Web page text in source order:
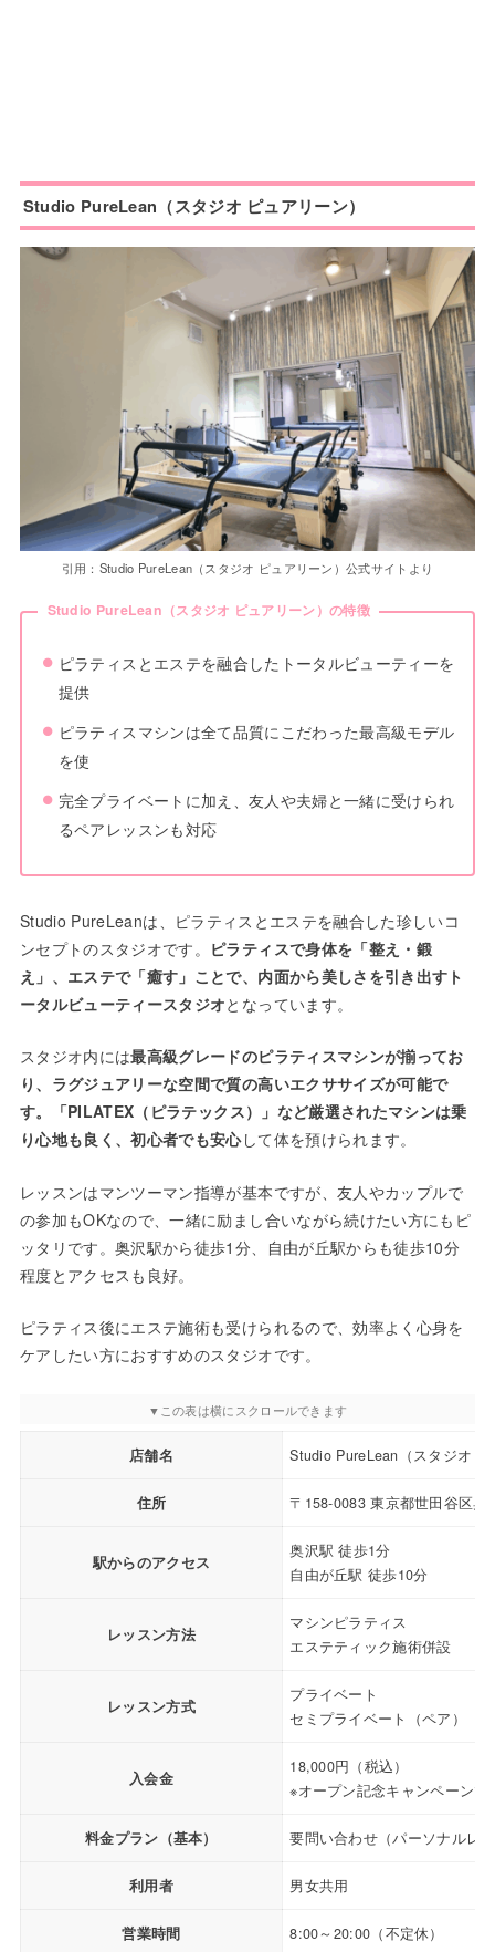
Studio PureLean（スタジオ ピュアリーン）
引用：Studio PureLean（スタジオ ピュアリーン）公式サイトより
Studio PureLean（スタジオ ピュアリーン）の特徴
ピラティスとエステを融合したトータルビューティーを
提供
ピラティスマシンは全て品質にこだわった最高級モデル
を使
完全プライベートに加え、友人や夫婦と一緒に受けられ
るペアレッスンも対応
Studio PureLeanは、ピラティスとエステを融合した珍しいコ
ンセプトのスタジオです。 ピラティスで身体を「整え・鍛
え」、エステで「癒す」ことで、内面から美しさを引き出すト
ータルビューティースタジオとなっています。
スタジオ内には最高級グレードのピラティスマシンが揃ってお
り、ラグジュアリーな空間で質の高いエクササイズが可能で
す。「PILATEX（ピラテックス）」など厳選されたマシンは乗
り心地も良く、初心者でも安心して体を預けられます。
レッスンはマンツーマン指導が基本ですが、友人やカップルで
の参加もOKなので、一緒に励まし合いながら続けたい方にもピ
ッタリです。奥沢駅から徒歩1分、自由が丘駅からも徒歩10分
程度とアクセスも良好。
ピラティス後にエステ施術も受けられるので、効率よく心身を
ケアしたい方におすすめのスタジオです。
店舗名 Studio PureLean（スタジオ
住所 〒158-0083 東京都世田谷区奥
駅からのアクセス
奥沢駅 徒歩1分
自由が丘駅 徒歩10分
レッスン方法
マシンピラティス
エステティック施術併設
レッスン方式
プライベート
セミプライベート（ペア）
入会金
18,000円（税込）
※オープン記念キャンペーンで
料金プラン（基本） 要問い合わせ（パーソナルレ
利用者 男女共用
営業時間 8:00～20:00（不定休）